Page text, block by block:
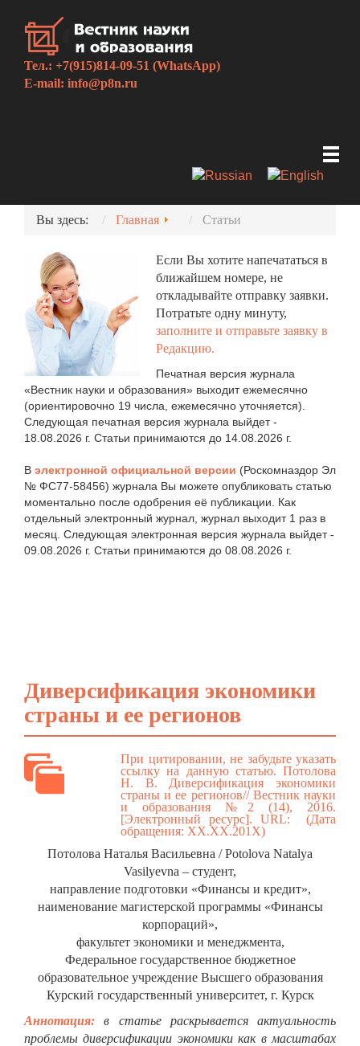
Тел.: +7(915)814-09-51 (WhatsApp)
E-mail: info@p8n.ru
Вы здесь: Главная Статьи
Если Вы хотите напечататься в
ближайшем номере, не
откладывайте отправку заявки.
Потратьте одну минуту,
заполните и отправьте заявку в
Редакцию.
Печатная версия журнала
«Вестник науки и образования» выходит ежемесячно
(ориентировочно 19 числа, ежемесячно уточняется).
Следующая печатная версия журнала выйдет -
18.08.2026 г. Статьи принимаются до 14.08.2026 г.
В электронной официальной версии (Роскомназдор Эл
№ ФС77-58456) журнала Вы можете опубликовать статью
моментально после одобрения её публикации. Как
отдельный электронный журнал, журнал выходит 1 раз в
месяц. Следующая электронная версия журнала выйдет -
09.08.2026 г. Статьи принимаются до 08.08.2026 г.
Диверсификация экономики
страны и ее регионов
При цитировании, не забудьте указать
ссылку на данную статью. Потолова
Н. В. Диверсификация экономики
страны и ее регионов// Вестник науки
и образования №2 (14), 2016.
[Электронный ресурс]. URL: (Дата
обращения: ХХ.ХХ.201Х)
Потолова Наталья Васильевна / Potolova Natalya
Vasilyevna – студент,
направление подготовки «Финансы и кредит»,
наименование магистерской программы «Финансы
корпораций»,
факультет экономики и менеджмента,
Федеральное государственное бюджетное
образовательное учреждение Высшего образования
Курский государственный университет, г. Курск
Аннотация: в статье раскрывается актуальность
проблемы диверсификации экономики как в масштабах